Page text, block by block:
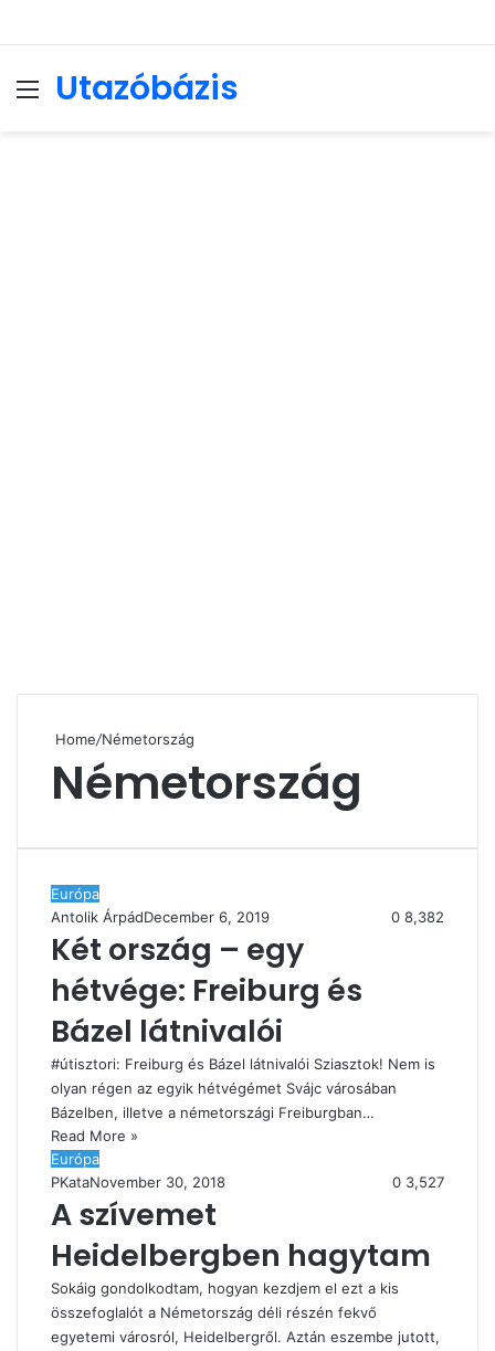
MenuUtazóbázis
Home/Németország
Németország
Európa
Antolik ÁrpádDecember 6, 2019 0 8,382
Két ország – egy
hétvége: Freiburg és
Bázel látnivalói
#útisztori: Freiburg és Bázel látnivalói Sziasztok! Nem is
olyan régen az egyik hétvégémet Svájc városában
Bázelben, illetve a németországi Freiburgban…
Read More »
Európa
PKataNovember 30, 2018 0 3,527
A szívemet
Heidelbergben hagytam
Sokáig gondolkodtam, hogyan kezdjem el ezt a kis
összefoglalót a Németország déli részén fekvő
egyetemi városról, Heidelbergről. Aztán eszembe jutott,